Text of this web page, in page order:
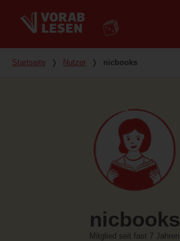
Du bist hier
Startseite ❭ Nutzer ❭ nicbooks
nicbooks
Mitglied seit fast 7 Jahren